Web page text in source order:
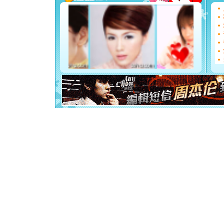
如意,快
[元旦]
看
断电。
你是我
[元旦]
如
起；二
离。水
[元旦] 当
泣，这痛
卖了。水
[春节]风
颜！冬去
道一声平